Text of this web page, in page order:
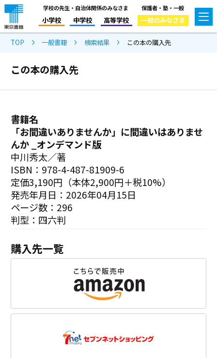
学校の先生・自治体関係のみなさま
小学校 中学校 高等学校
保護者・塾・一般
一般のみなさま
TOP 一般書籍 検索結果 この本の購入先
この本の購入先
書籍名
「お間違いありませんか」に間違いはありませ
んか _オンデマンド版
中川秀太／著
ISBN：978-4-487-81909-6
定価3,190円（本体2,900円＋税10%）
発売年月日：2026年04月15日
ページ数：296
判型：四六判
購入先一覧